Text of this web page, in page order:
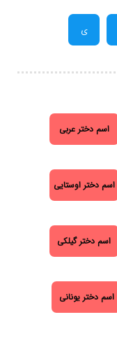
ی
اسم دختر عربی
اسم دختر اوستایی
اسم دختر گیلکی
اسم دختر یونانی